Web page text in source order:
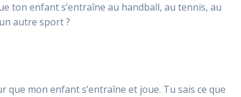
ton enfant s’entraîne au handball, au tennis, au
autre sport ?
que mon enfant s’entraîne et joue. Tu sais ce que